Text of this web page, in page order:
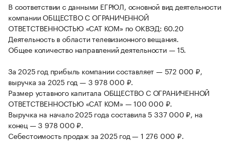
В соответствии с данными ЕГРЮЛ, основной вид деятельности
компании ОБЩЕСТВО С ОГРАНИЧЕННОЙ
ОТВЕТСТВЕННОСТЬЮ «САТ КОМ» по ОКВЭД: 60.20
Деятельность в области телевизионного вещания.
Общее количество направлений деятельности — 15.
За 2025 год прибыль компании составляет — 572 000 ₽,
выручка за 2025 год — 3 978 000 ₽.
Размер уставного капитала ОБЩЕСТВО С ОГРАНИЧЕННОЙ
ОТВЕТСТВЕННОСТЬЮ «САТ КОМ» — 100 000 ₽.
Выручка на начало 2025 года составила 5 337 000 ₽, на
конец — 3 978 000 ₽.
Себестоимость продаж за 2025 год — 1 276 000 ₽.